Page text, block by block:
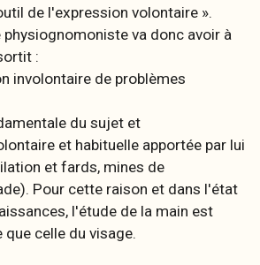
de l'expression volontaire ».
physiognomoniste va donc avoir à
:
involontaire de problèmes
du sujet et
et habituelle apportée par lui
et fards, mines de
Pour cette raison et dans l'état
l'étude de la main est
celle du visage.